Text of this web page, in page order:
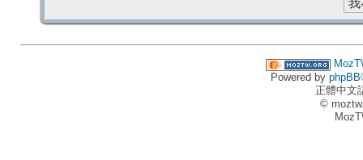
Powered by phpBB
正體中文
©